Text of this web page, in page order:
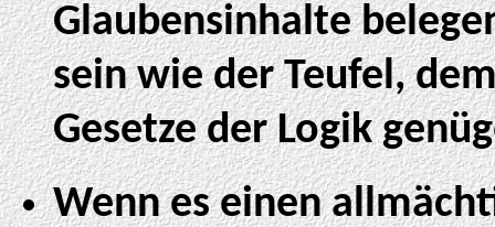
Glaubensinhalte
sein wie der Teufel,
Gesetze der Logik
Wenn es einen